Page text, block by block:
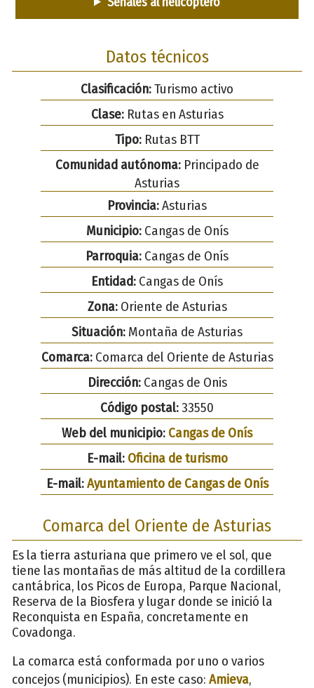
Datos técnicos
Clasificación:Turismo activo
Clase:Rutas en Asturias
Tipo:Rutas BTT
Comunidad autónoma:Principado de
Asturias
Provincia:Asturias
Municipio:Cangas de Onís
Parroquia: Cangas de Onís
Entidad: Cangas de Onís
Zona:Oriente de Asturias
Situación: Montaña de Asturias
Comarca:Comarca del Oriente de Asturias
Dirección:Cangas de Onis
Código postal:33550
Web del municipio: Cangas de Onís
E-mail: Oficina de turismo
E-mail:Ayuntamiento de Cangas de Onís
Comarca del Oriente de Asturias
Es la tierra asturiana que primero ve el sol, que
tiene las montañas de más altitud de la cordillera
cantábrica, los Picos de Europa, Parque Nacional,
Reserva de la Biosfera y lugar donde se inició la
Reconquista en España, concretamente en
Covadonga.
La comarca está conformada por uno o varios
concejos (municipios). En este caso: Amieva,